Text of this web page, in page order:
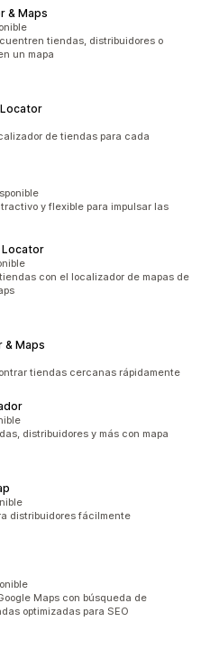
& Maps
tiendas, distribuidores o
un mapa
de tiendas para cada
y flexible para impulsar las
Locator
con el localizador de mapas de
& Maps
tiendas cercanas rápidamente
distribuidores y más con mapa
distribuidores fácilmente
Maps con búsqueda de
optimizadas para SEO